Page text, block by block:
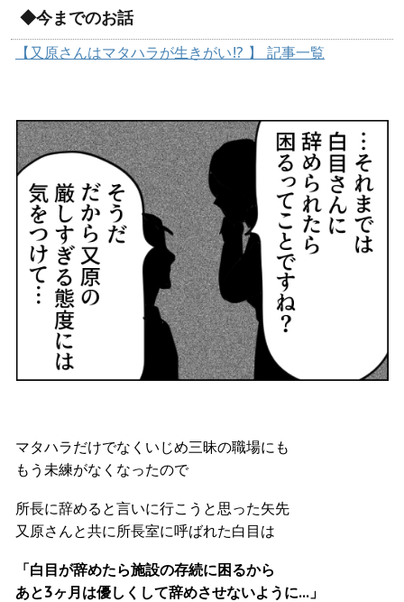
◆今までのお話
【又原さんはマタハラが生きがい!? 】 記事一覧
マタハラだけでなくいじめ三昧の職場にも
もう未練がなくなったので
所長に辞めると言いに行こうと思った矢先
又原さんと共に所長室に呼ばれた白目は
「白目が辞めたら施設の存続に困るから
あと3ヶ月は優しくして辞めさせないように…」